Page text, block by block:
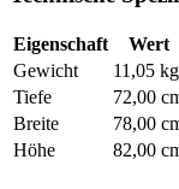
Eigenschaft
Wert
Gewicht
11,05 kg
Tiefe
72,00
Breite
78,00
Höhe
82,00